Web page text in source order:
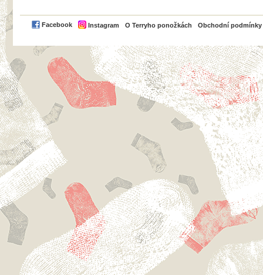
Facebook Instagram O Terryho ponožkách Obchodní podmínky
PayPal